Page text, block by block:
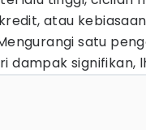
atau
satu
dampak signifikan,